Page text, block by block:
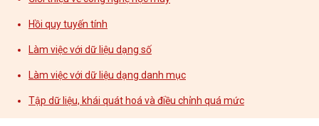
Hồi quy tuyến tính
Làm việc với dữ liệu dạng số
Làm việc với dữ liệu dạng danh mục
Tập dữ liệu, khái quát hoá và điều chỉnh quá mức